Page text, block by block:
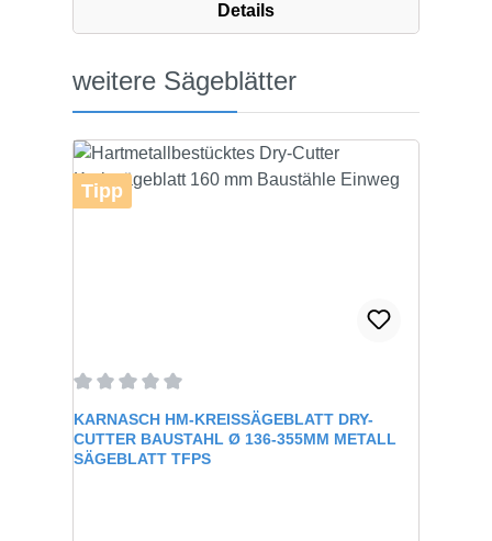
Details
Produktgalerie überspringen
weitere Sägeblätter
Tipp
Durchschnittliche Bewertung von 0 von 5 Sternen
KARNASCH HM-KREISSÄGEBLATT DRY-
CUTTER BAUSTAHL Ø 136-355MM METALL
SÄGEBLATT TFPS